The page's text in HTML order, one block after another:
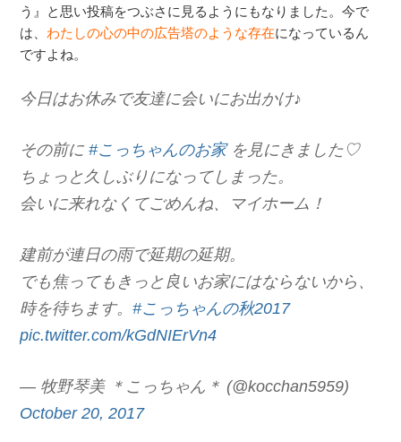
う』と思い投稿をつぶさに見るようにもなりました。今で
は、 わたしの心の中の広告塔のような存在になっているん
ですよね。
今日はお休みで友達に会いにお出かけ♪
その前に#こっちゃんのお家を見にきました♡
ちょっと久しぶりになってしまった。
会いに来れなくてごめんね、マイホーム！
建前が連日の雨で延期の延期。
でも焦ってもきっと良いお家にはならないから、
時を待ちます。#こっちゃんの秋2017
pic.twitter.com/kGdNIErVn4
— 牧野琴美 ＊こっちゃん＊ (@kocchan5959)
October 20, 2017